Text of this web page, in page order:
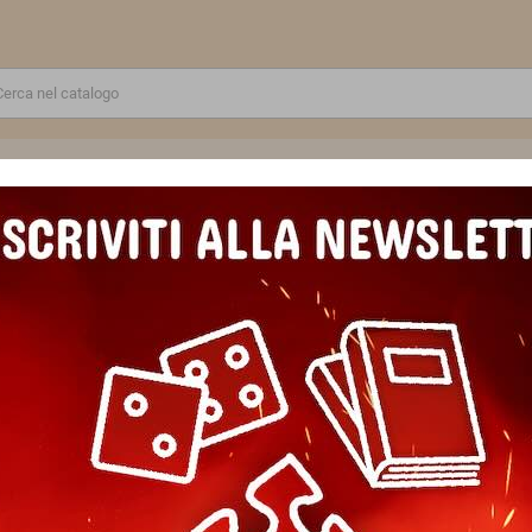
SCUOLA E TEMPO LIBERO
da Eastpak sono i più desiderati dai ragazzi
Ordina per: New products first